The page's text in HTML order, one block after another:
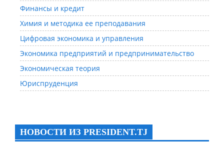
Финансы и кредит
Химия и методика ее преподавания
Цифровая экономика и управления
Экономика предприятий и предпринимательство
Экономическая теория
Юриспруденция
НОВОСТИ ИЗ PRESIDENT.TJ